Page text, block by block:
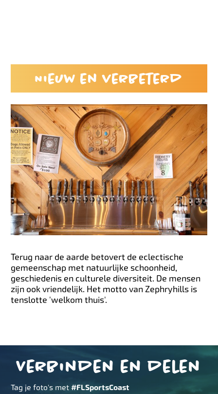
Nieuw en verbeterd
Terug naar de aarde betovert de eclectische
gemeenschap met natuurlijke schoonheid,
geschiedenis en culturele diversiteit. De mensen
zijn ook vriendelijk. Het motto van Zephryhills is
tenslotte 'welkom thuis'.
Verbinden en delen
Tag je foto's met#FLSportsCoast